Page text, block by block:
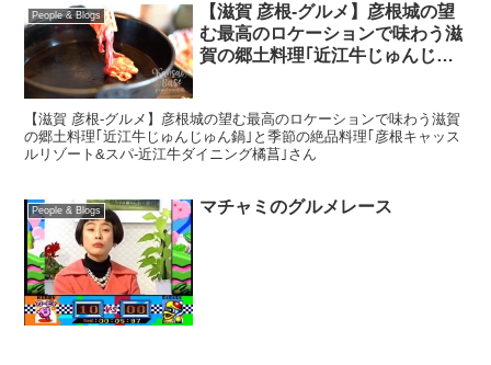
People & Blogs
【滋賀 彦根-グルメ】彦根城の望
む最高のロケーションで味わう滋
賀の郷土料理｢近江牛じゅんじゅ
ニング橘菖｣さん
【滋賀 彦根-グルメ】彦根城の望む最高のロケーションで味わう滋賀
の郷土料理｢近江牛じゅんじゅん鍋｣と季節の絶品料理｢彦根キャッス
ルリゾート&スパ-近江牛ダイニング橘菖｣さん
People & Blogs マチャミのグルメレース